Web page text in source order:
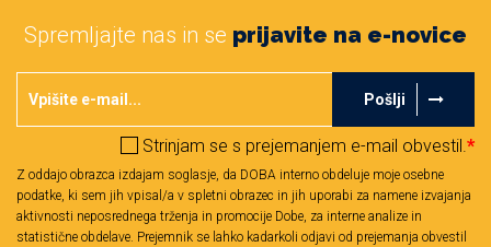
Spremljajte nas in se prijavite na e-novice
Pošlji
Strinjam se s prejemanjem e-mail obvestil.*
Z oddajo obrazca izdajam soglasje, da DOBA interno obdeluje moje osebne
podatke, ki sem jih vpisal/a v spletni obrazec in jih uporabi za namene izvajanja
aktivnosti neposrednega trženja in promocije Dobe, za interne analize in
statistične obdelave. Prejemnik se lahko kadarkoli odjavi od prejemanja obvestil